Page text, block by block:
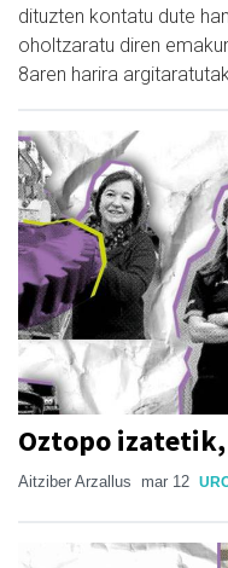
dituzten kontatu dute
oholtzaratu diren
8aren harira
Oztopo
Aitziber Arzallus mar 12